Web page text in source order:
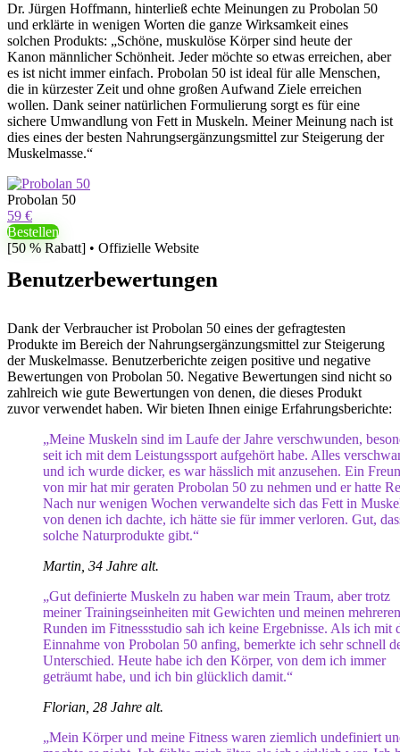
Dr. Jürgen Hoffmann, hinterließ echte Meinungen zu Probolan 50
und erklärte in wenigen Worten die ganze Wirksamkeit eines
solchen Produkts: „Schöne, muskulöse Körper sind heute der
Kanon männlicher Schönheit. Jeder möchte so etwas erreichen, aber
es ist nicht immer einfach. Probolan 50 ist ideal für alle Menschen,
die in kürzester Zeit und ohne großen Aufwand Ziele erreichen
wollen. Dank seiner natürlichen Formulierung sorgt es für eine
sichere Umwandlung von Fett in Muskeln. Meiner Meinung nach ist
dies eines der besten Nahrungsergänzungsmittel zur Steigerung der
Muskelmasse.“
Probolan 50
59 €
Bestellen
[50 % Rabatt] • Offizielle Website
Benutzerbewertungen
Dank der Verbraucher ist Probolan 50 eines der gefragtesten
Produkte im Bereich der Nahrungsergänzungsmittel zur Steigerung
der Muskelmasse. Benutzerberichte zeigen positive und negative
Bewertungen von Probolan 50. Negative Bewertungen sind nicht so
zahlreich wie gute Bewertungen von denen, die dieses Produkt
zuvor verwendet haben. Wir bieten Ihnen einige Erfahrungsberichte:
„Meine Muskeln sind im Laufe der Jahre verschwunden,
seit ich mit dem Leistungssport aufgehört habe. Alles
und ich wurde dicker, es war hässlich mit anzusehen. Ein
von mir hat mir geraten Probolan 50 zu nehmen und er hatte
Nach nur wenigen Wochen verwandelte sich das Fett in
von denen ich dachte, ich hätte sie für immer verloren. Gut,
solche Naturprodukte gibt.“
Martin, 34 Jahre alt.
„Gut definierte Muskeln zu haben war mein Traum, aber trotz
meiner Trainingseinheiten mit Gewichten und meinen mehreren
Runden im Fitnessstudio sah ich keine Ergebnisse. Als ich mit
Einnahme von Probolan 50 anfing, bemerkte ich sehr schnell
Unterschied. Heute habe ich den Körper, von dem ich immer
geträumt habe, und ich bin glücklich damit.“
Florian, 28 Jahre alt.
„Mein Körper und meine Fitness waren ziemlich undefiniert